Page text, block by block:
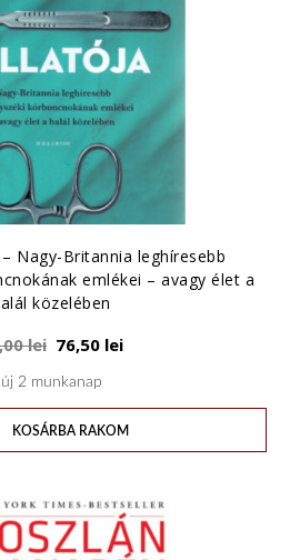
Nagy-Britannia leghíresebb
emlékei – avagy élet a
közelében
lei 76,50 lei
új 2 munkanap
KOSÁRBA RAKOM